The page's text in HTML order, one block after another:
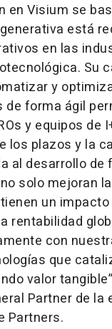
en Visium se
está
en las
Su
y
forma ágil
y equipos de
los plazos y la
al desarrollo de
solo mejoran
un
rentabilidad
con
que
valor
Partner de la
Partners.